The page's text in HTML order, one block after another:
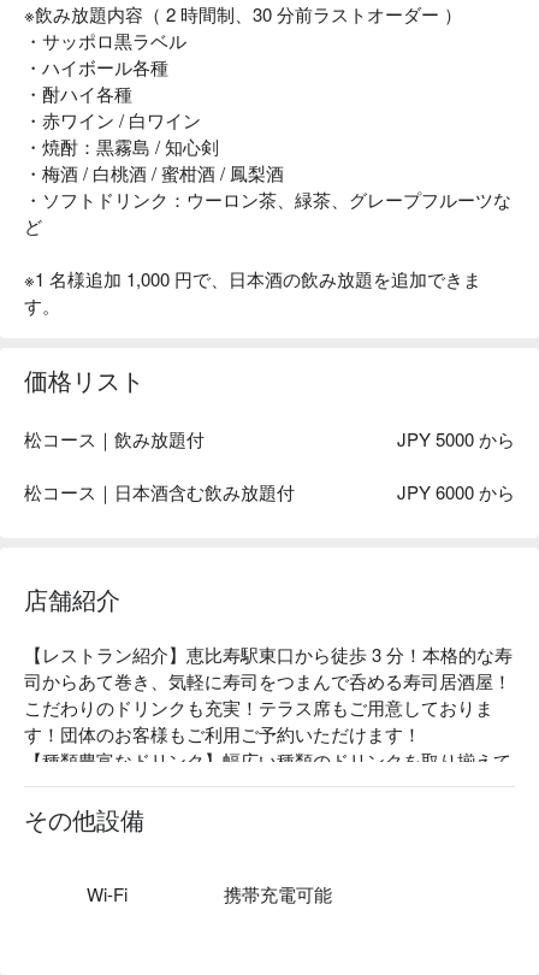
※飲み放題内容（ 2 時間制、30 分前ラストオーダー ）
・サッポロ黒ラベル
・ハイボール各種
・酎ハイ各種
・赤ワイン / 白ワイン
・焼酎：黒霧島 / 知心剣
・梅酒 / 白桃酒 / 蜜柑酒 / 鳳梨酒
・ソフトドリンク：ウーロン茶、緑茶、グレープフルーツな
ど
※1 名様追加 1,000 円で、日本酒の飲み放題を追加できま
す。
価格リスト
松コース｜飲み放題付 JPY 5000 から
松コース｜日本酒含む飲み放題付 JPY 6000 から
店舗紹介
【レストラン紹介】恵比寿駅東口から徒歩 3 分！本格的な寿
司からあて巻き、気軽に寿司をつまんで呑める寿司居酒屋！
こだわりのドリンクも充実！テラス席もご用意しておりま
す！団体のお客様もご利用ご予約いただけます！
【種類豊富なドリンク】幅広い種類のドリンクを取り揃えて
おります。豊富なラインナップの中から、お好みの味わいや
シーンに合った一杯をお楽しみください。また日本各地の蔵
元から厳選した銘酒を取り揃えております。ご宴会にもピッ
【本格的な料理】普通のお寿司屋さんでは出会えない当店自
その他設備
Wi-Fi 携帯充電可能